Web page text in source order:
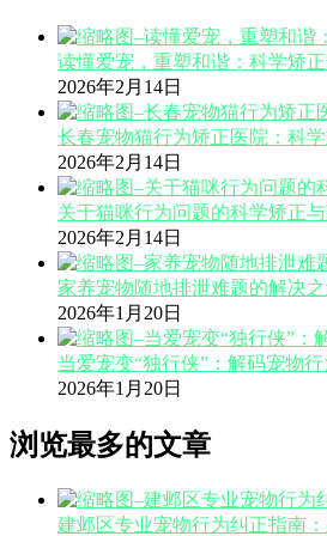
读懂爱宠，重塑和谐：科学矫
2026年2月14日
长春宠物猫行为矫正医院：科
2026年2月14日
关于猫咪行为问题的科学矫正
2026年2月14日
家养宠物随地排泄难题的解决
2026年1月20日
当爱宠变“独行侠”：解码宠物
2026年1月20日
浏览最多的文章
建邺区专业宠物行为纠正指南